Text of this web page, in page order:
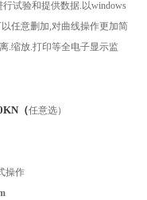
试验和提供数据. 以windows
任意删加,对曲线操作更加简
.缩放.打印等全电子显示监
（任意选）
操作